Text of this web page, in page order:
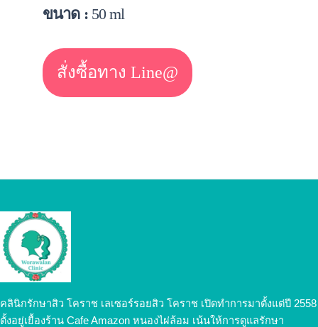
ขนาด :50 ml
สั่งซื้อทาง Line@
คลินิกรักษาสิว โคราช เลเซอร์รอยสิว โคราช เปิดทำการมาตั้งแต่ปี 2558
ตั้งอยู่เยื้องร้าน Cafe Amazon หนองไผ่ล้อม เน้นให้การดูแลรักษา